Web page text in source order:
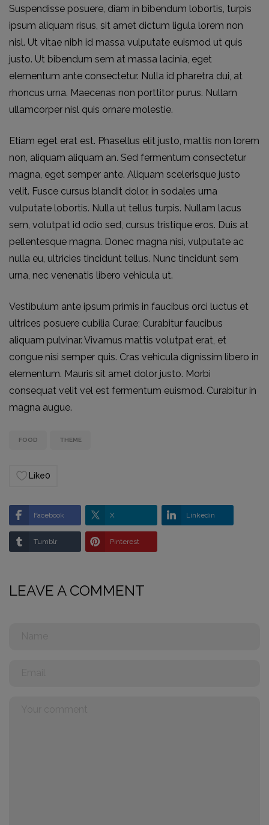
Suspendisse posuere, diam in bibendum lobortis, turpis
ipsum aliquam risus, sit amet dictum ligula lorem non
nisl. Ut vitae nibh id massa vulputate euismod ut quis
justo. Ut bibendum sem at massa lacinia, eget
elementum ante consectetur. Nulla id pharetra dui, at
rhoncus urna. Maecenas non porttitor purus. Nullam
ullamcorper nisl quis ornare molestie.
Etiam eget erat est. Phasellus elit justo, mattis non lorem
non, aliquam aliquam an. Sed fermentum consectetur
magna, eget semper ante. Aliquam scelerisque justo
velit. Fusce cursus blandit dolor, in sodales urna
vulputate lobortis. Nulla ut tellus turpis. Nullam lacus
sem, volutpat id odio sed, cursus tristique eros. Duis at
pellentesque magna. Donec magna nisi, vulputate ac
nulla eu, ultricies tincidunt tellus. Nunc tincidunt sem
urna, nec venenatis libero vehicula ut.
Vestibulum ante ipsum primis in faucibus orci luctus et
ultrices posuere cubilia Curae; Curabitur faucibus
aliquam pulvinar. Vivamus mattis volutpat erat, et
congue nisi semper quis. Cras vehicula dignissim libero in
elementum. Mauris sit amet dolor justo. Morbi
consequat velit vel est fermentum euismod. Curabitur in
magna augue.
FOOD THEME
Like0
Facebook X Linkedin
Tumblr Pinterest
LEAVE A COMMENT